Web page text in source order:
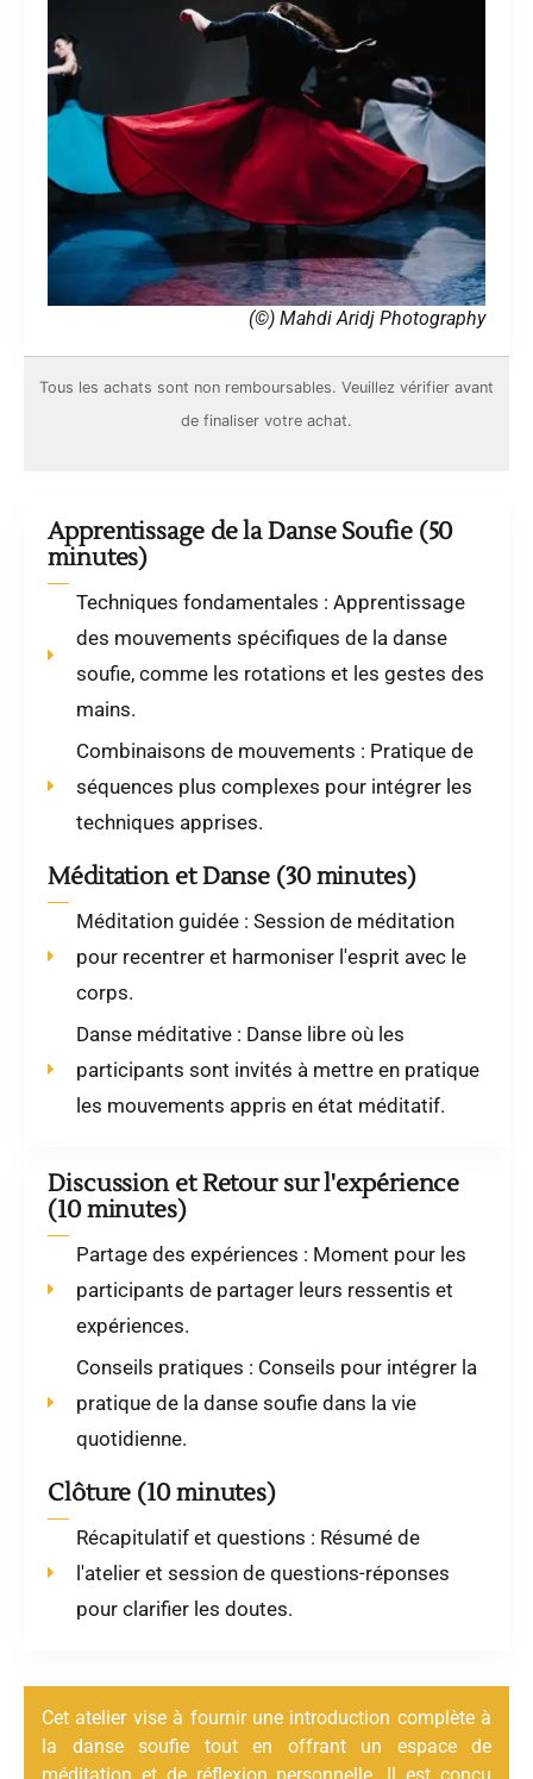
(©) Mahdi Aridj Photography
Tous les achats sont non remboursables. Veuillez vérifier avant
de finaliser votre achat.
Apprentissage de la Danse Soufie (50
minutes)
Techniques fondamentales : Apprentissage
des mouvements spécifiques de la danse
soufie, comme les rotations et les gestes des
mains.
Combinaisons de mouvements : Pratique de
séquences plus complexes pour intégrer les
techniques apprises.
Méditation et Danse (30 minutes)
Méditation guidée : Session de méditation
pour recentrer et harmoniser l'esprit avec le
corps.
Danse méditative : Danse libre où les
participants sont invités à mettre en pratique
les mouvements appris en état méditatif.
Discussion et Retour sur l'expérience
(10 minutes)
Partage des expériences : Moment pour les
participants de partager leurs ressentis et
expériences.
Conseils pratiques : Conseils pour intégrer la
pratique de la danse soufie dans la vie
quotidienne.
Clôture (10 minutes)
Récapitulatif et questions : Résumé de
l'atelier et session de questions-réponses
pour clarifier les doutes.
Cet atelier vise à fournir une introduction complète à
la danse soufie tout en offrant un espace de
méditation et de réflexion personnelle. Il est conçu